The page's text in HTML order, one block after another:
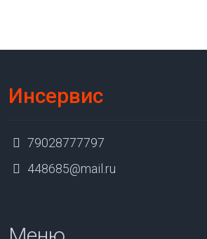
Инсервис
79028777797
448685@mail.ru